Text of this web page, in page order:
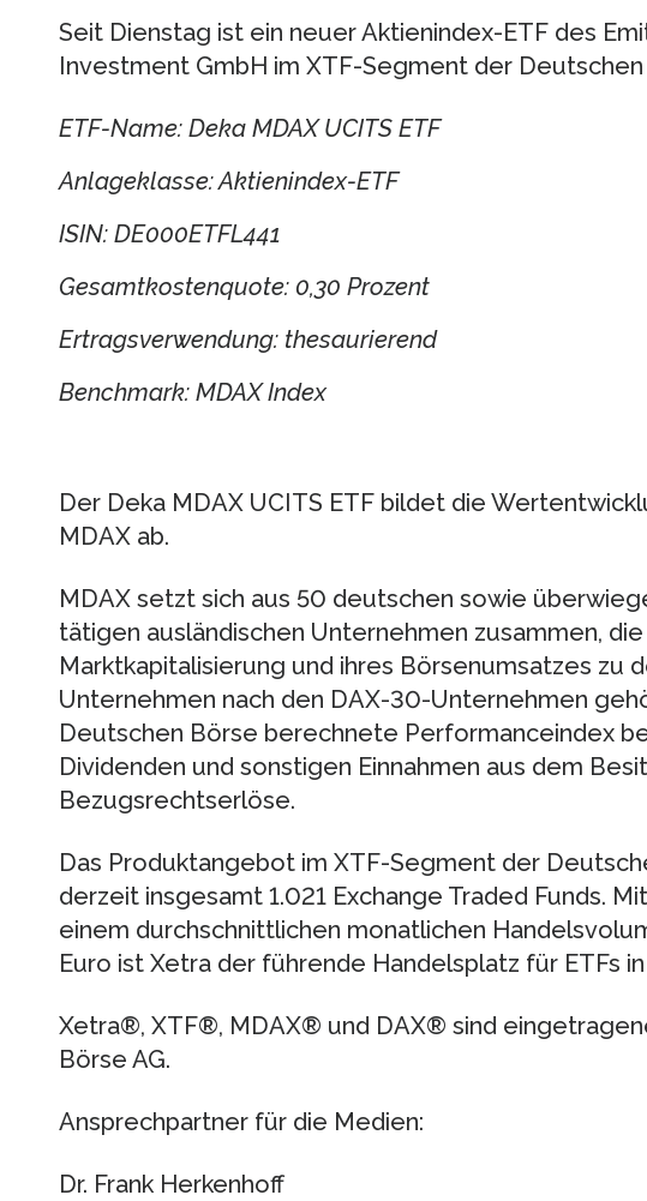
Seit Dienstag ist ein neuer Aktienindex-ETF des
Investment GmbH im XTF-Segment der Deutschen
ETF-Name: Deka MDAX UCITS ETF
Anlageklasse: Aktienindex-ETF
ISIN: DE000ETFL441
Gesamtkostenquote: 0,30 Prozent
Ertragsverwendung: thesaurierend
Benchmark: MDAX Index
Der Deka MDAX UCITS ETF bildet die
MDAX ab.
MDAX setzt sich aus 50 deutschen sowie
tätigen ausländischen Unternehmen zusammen,
Marktkapitalisierung und ihres Börsenumsatzes zu
Unternehmen nach den DAX-30-Unternehmen
Deutschen Börse berechnete Performanceindex
Dividenden und sonstigen Einnahmen aus dem
Bezugsrechtserlöse.
Das Produktangebot im XTF-Segment der
derzeit insgesamt 1.021 Exchange Traded Funds.
einem durchschnittlichen monatlichen
Euro ist Xetra der führende Handelsplatz für ETFs
Xetra®, XTF®, MDAX® und DAX® sind
Börse AG.
Ansprechpartner für die Medien:
Dr. Frank Herkenhoff